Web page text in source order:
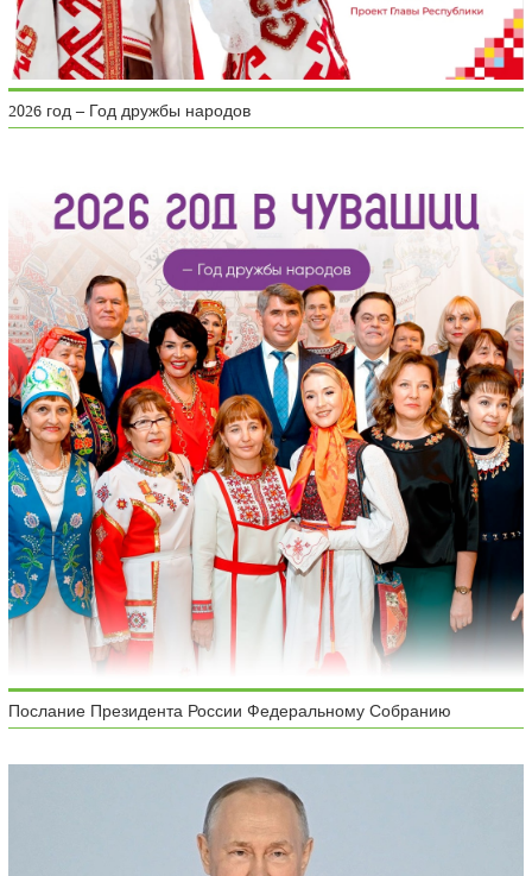
2026 год – Год дружбы народов
Послание Президента России Федеральному Собранию